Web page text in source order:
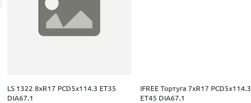
LS 1322 8xR17 PCD5x114.3 ET35
DIA67.1
IFREE Тортуга 7xR17 PCD5x114.3
ET45 DIA67.1